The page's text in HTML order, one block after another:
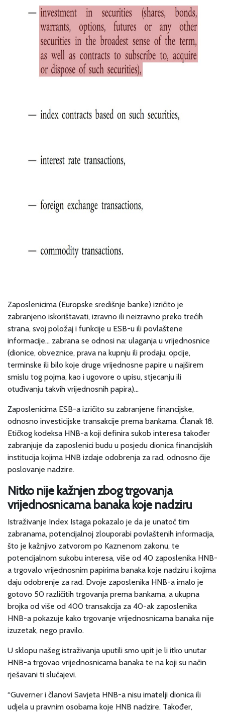
Zaposlenicima (Europske središnje banke) izričito je
zabranjeno iskorištavati, izravno ili neizravno preko trećih
strana, svoj položaj i funkcije u ESB-u ili povlaštene
informacije… zabrana se odnosi na: ulaganja u vrijednosnice
(dionice, obveznice, prava na kupnju ili prodaju, opcije,
terminske ili bilo koje druge vrijednosne papire u najširem
smislu tog pojma, kao i ugovore o upisu, stjecanju ili
otuđivanju takvih vrijednosnih papira)…
Zaposlenicima ESB-a izričito su zabranjene financijske,
odnosno investicijske transakcije prema bankama. Članak 18.
Etičkog kodeksa HNB-a koji definira sukob interesa također
zabranjuje da zaposlenici budu u posjedu dionica financijskih
institucija kojima HNB izdaje odobrenja za rad, odnosno čije
poslovanje nadzire.
Nitko nije kažnjen zbog trgovanja
vrijednosnicama banaka koje nadziru
Istraživanje Index Istaga pokazalo je da je unatoč tim
zabranama, potencijalnoj zlouporabi povlaštenih informacija,
što je kažnjivo zatvorom po Kaznenom zakonu, te
potencijalnom sukobu interesa, više od 40 zaposlenika HNB-
a trgovalo vrijednosnim papirima banaka koje nadziru i kojima
daju odobrenje za rad. Dvoje zaposlenika HNB-a imalo je
gotovo 50 različitih trgovanja prema bankama, a ukupna
brojka od više od 400 transakcija za 40-ak zaposlenika
HNB-a pokazuje kako trgovanje vrijednosnicama banaka nije
izuzetak, nego pravilo.
U sklopu našeg istraživanja uputili smo upit je li itko unutar
HNB-a trgovao vrijednosnicama banaka te na koji su način
rješavani ti slučajevi.
“Guverner i članovi Savjeta HNB-a nisu imatelji dionica ili
udjela u pravnim osobama koje HNB nadzire. Također,